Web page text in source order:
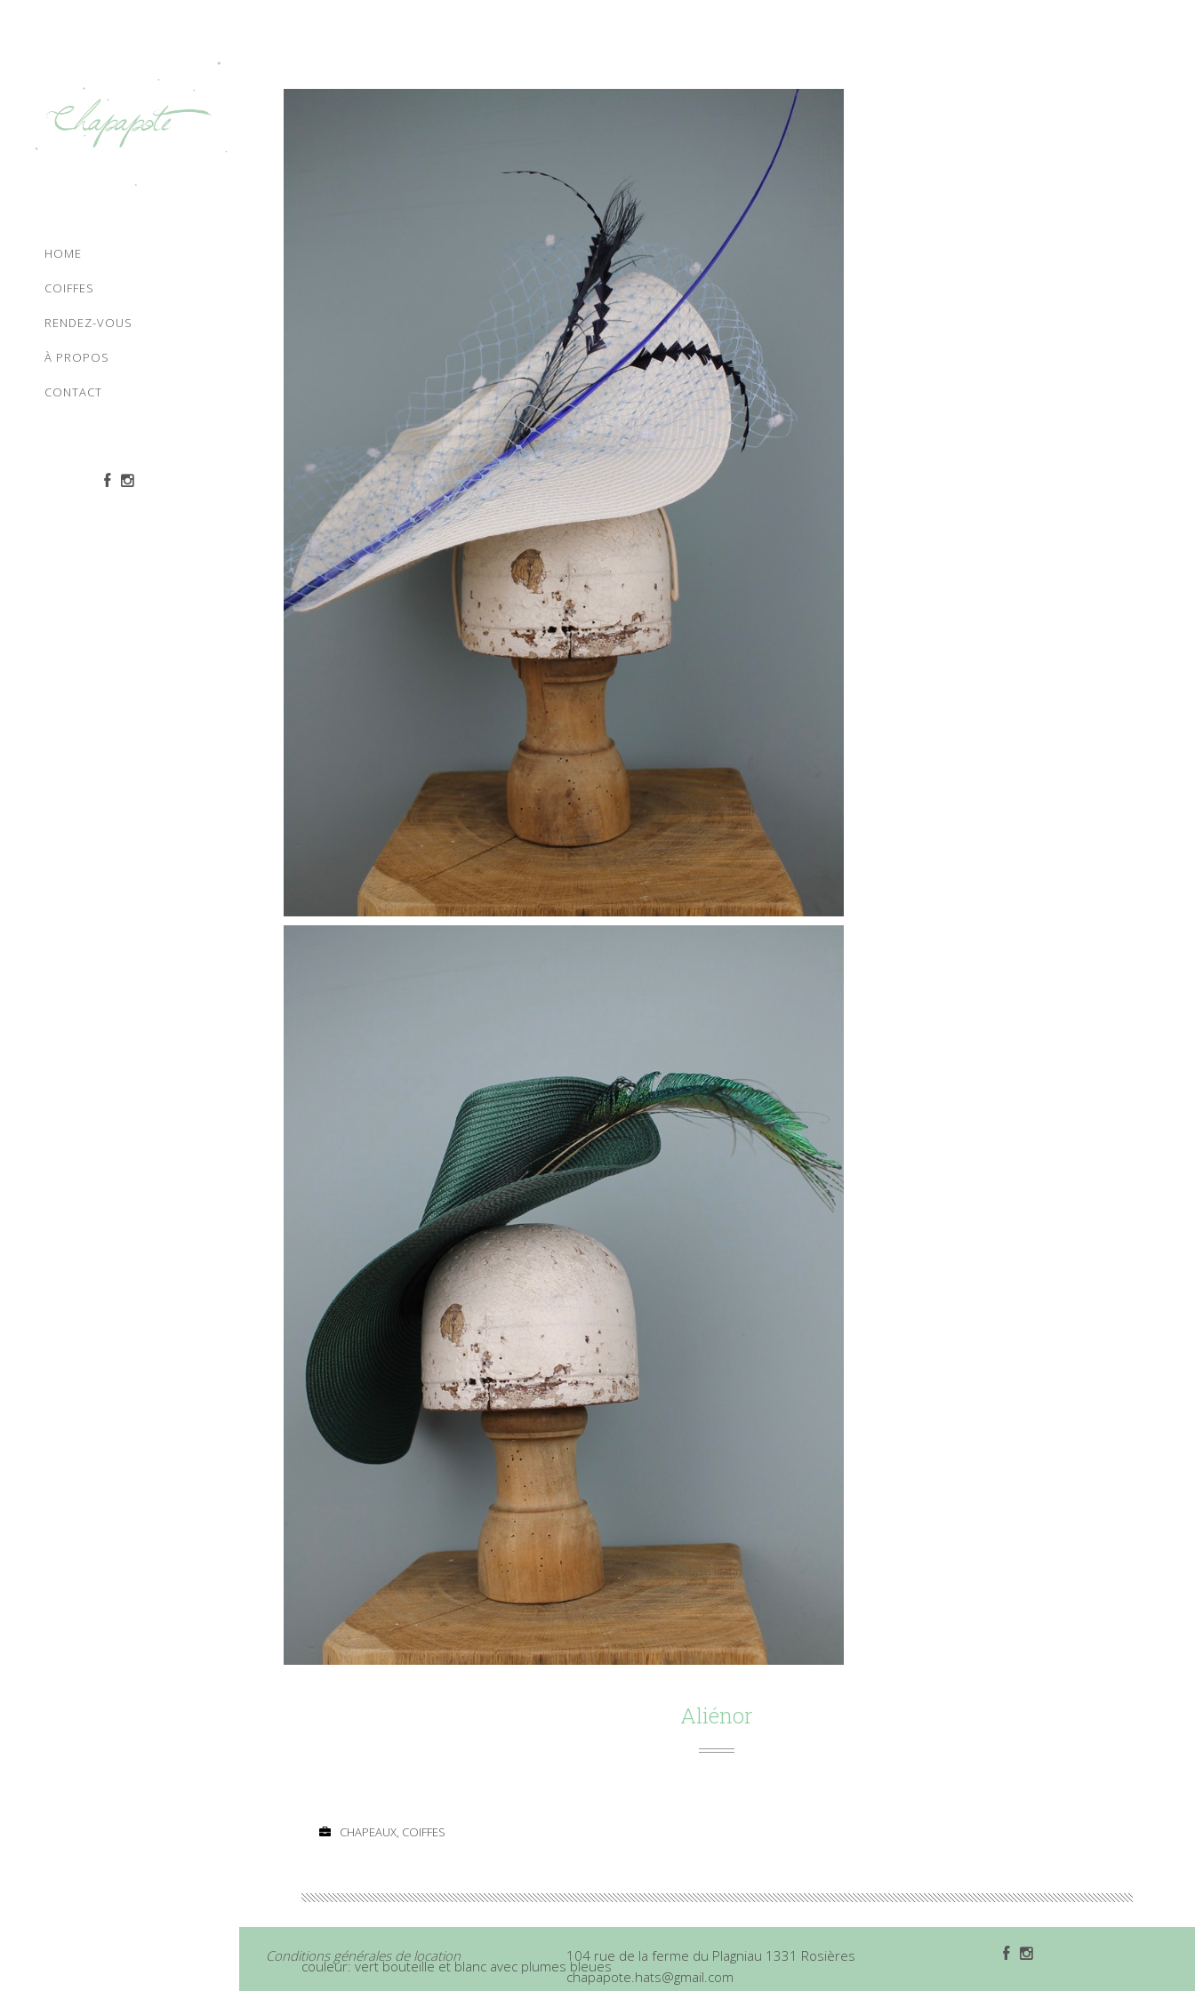
HOME
COIFFES
RENDEZ-VOUS
À PROPOS
CONTACT
Aliénor
CHAPEAUX, COIFFES
couleur: vert bouteille et blanc avec plumes bleues
Conditions générales de location
104 rue de la ferme du Plagniau 1331 Rosières
chapapote.hats@gmail.com